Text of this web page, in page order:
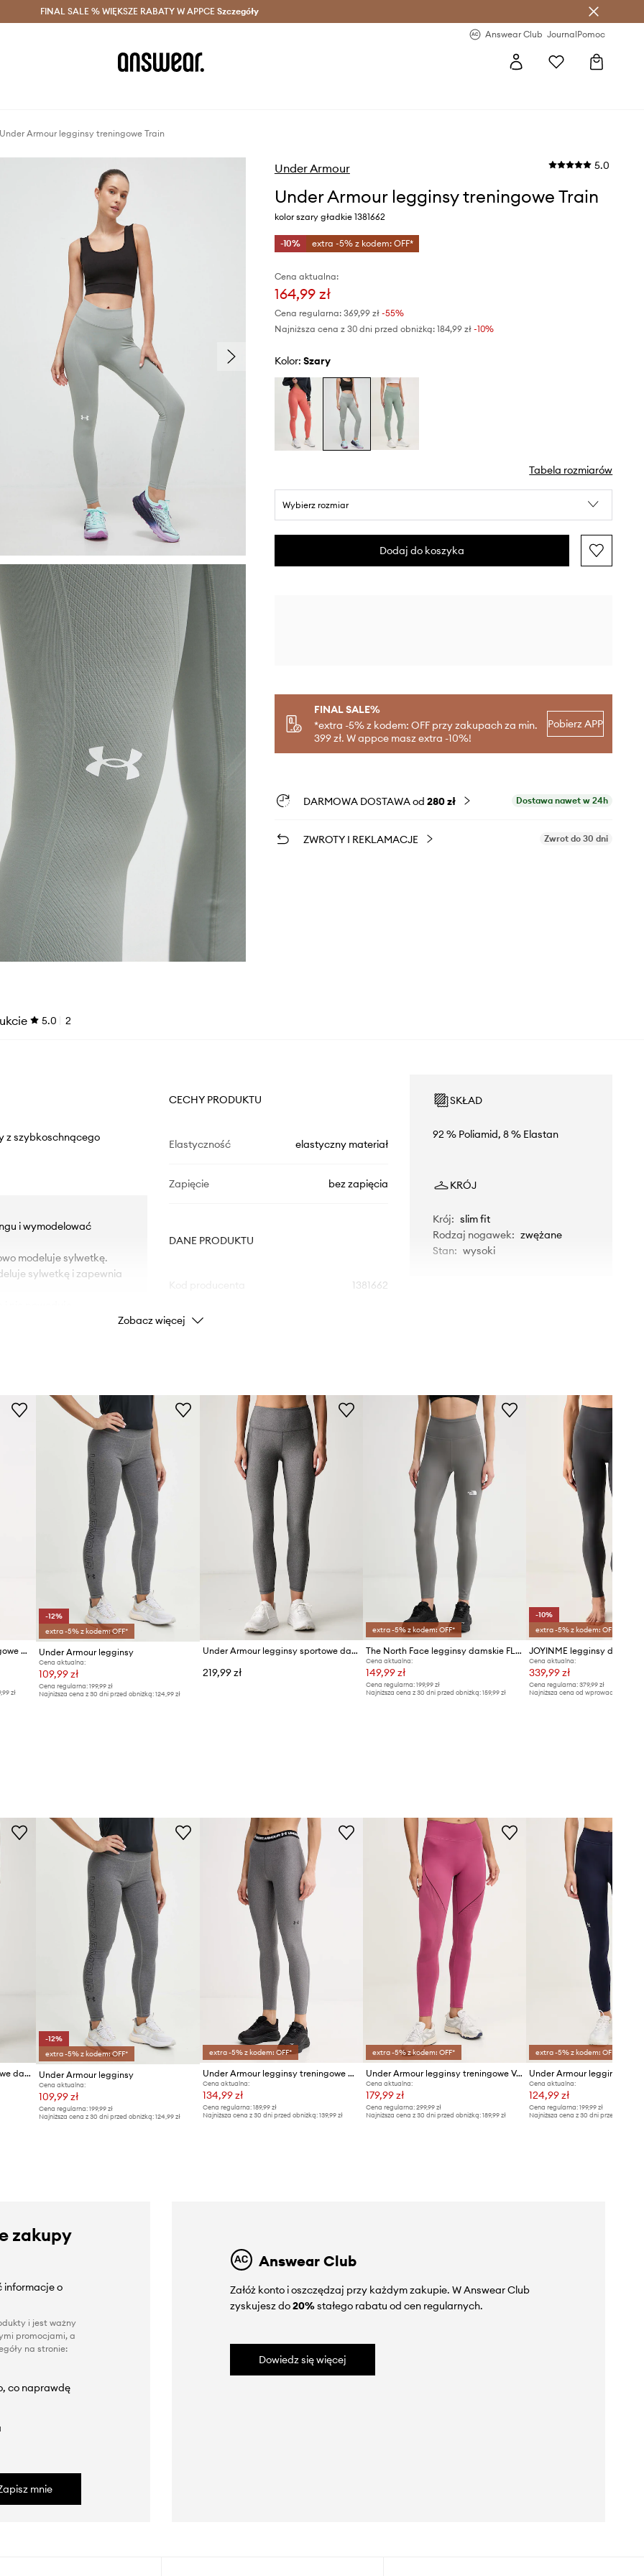
Oszczędzaj z Answear Club > Dostawa nawet w 24h >
FINAL SALE % WIĘKSZE RABATY W APPCE Szczegóły
Answear Club JournalPomoc
Under Armour legginsy treningowe Train
Under Armour 5.0
Under Armour legginsy treningowe Train
kolor szary gładkie 1381662
-10% extra -5% z kodem: OFF*
Cena aktualna:
164,99 zł
Cena regularna: 369,99 zł-55%
Najniższa cena z 30 dni przed obniżką: 184,99 zł -10%
Kolor: szary
Tabela rozmiarów
Wybierz rozmiar
Dodaj do koszyka
FINAL SALE%
*extra -5% z kodem: OFF przy zakupach za min.
399 zł. W appce masz extra -10%!
Pobierz APP
DARMOWA DOSTAWA od 280 zł Dostawa nawet w 24h
ZWROTY I REKLAMACJE Zwrot do 30 dni
5.0 2
z szybkoschnącego
i wymodelować
modeluje sylwetkę.
sylwetkę i zapewnia
CECHY PRODUKTU
Elastyczność elastyczny materiał
Zapięcie bez zapięcia
DANE PRODUKTU
1381662
Kolor
Producent
SKŁAD
92 % Poliamid, 8 % Elastan
KRÓJ
Krój: slim fit
Rodzaj nogawek: zwężane
Stan: wysoki
Zobacz więcej
Under Armour legginsy treningowe HeatGear
zł
-12%
extra -5% z kodem: OFF*
Under Armour legginsy
Cena aktualna:
109,99 zł
Cena regularna: 199,99 zł
Najniższa cena z 30 dni przed obniżką: 124,99 zł
Under Armour legginsy sportowe damskie HG Armour HiRise
219,99 zł
extra -5% z kodem: OFF*
The North Face legginsy damskie FLEX
Cena aktualna:
149,99 zł
Cena regularna:199,99 zł
Najniższa cena z 30 dni przed obniżką:159,99 zł
-10%
extra -5% z kodem: OFF*
JOYINME legginsy do jogi
Cena aktualna:
339,99 zł
Cena regularna: 379,99 zł
Najniższa cena od wprowadzenia do
Under Armour legginsy sportowe damskie HG Armour HiRise
-12%
extra -5% z kodem: OFF*
Under Armour legginsy
Cena aktualna:
109,99 zł
Cena regularna: 199,99 zł
Najniższa cena z 30 dni przed obniżką: 124,99 zł
extra -5% z kodem: OFF*
Under Armour legginsy treningowe HeatGear
Cena aktualna:
134,99 zł
Cena regularna: 189,99 zł
Najniższa cena z 30 dni przed obniżką: 139,99 zł
extra -5% z kodem: OFF*
Under Armour legginsy treningowe Vanish Seamless
Cena aktualna:
179,99 zł
Cena regularna:299,99 zł
Najniższa cena z 30 dni przed obniżką:189,99 zł
extra -5% z kodem: OFF*
Under Armour legginsy
Cena aktualna:
124,99 zł
Cena regularna: 199,99 zł
Najniższa cena z 30 dni przed obniżką:
zakupy
informacje o
i jest ważny
promocjami, a
na stronie:
co naprawdę
mnie
Answear Club
Załóż konto i oszczędzaj przy każdym zakupie. W Answear Club
zyskujesz do20%stałego rabatu od cen regularnych.
Dowiedz się więcej